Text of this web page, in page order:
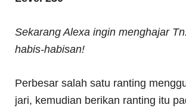
Sekarang Alexa ingin menghajar
habis-habisan!
Perbesar salah satu ranting
jari, kemudian berikan ranting itu